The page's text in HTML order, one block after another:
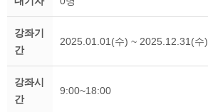
강좌기
간
2025.01.01(수) ~ 2025.12.31(수)
강좌시
간
9:00~18:00